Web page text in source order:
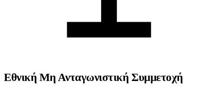
Εθνική Μη Ανταγωνιστική Συμμετοχή